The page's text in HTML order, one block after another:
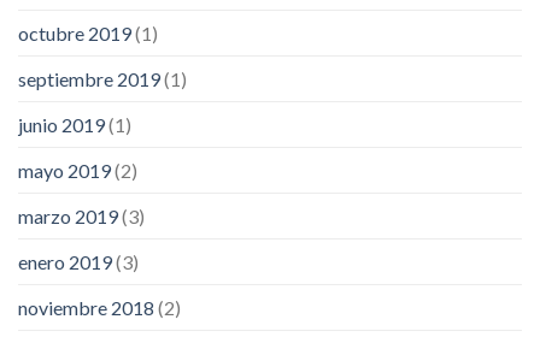
octubre 2019(1)
septiembre 2019(1)
junio 2019(1)
mayo 2019(2)
marzo 2019(3)
enero 2019(3)
noviembre 2018 (2)